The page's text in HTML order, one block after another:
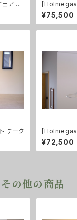
ア チ
トライト
¥75,500
チーク
トライト
¥72,500
その他の商品